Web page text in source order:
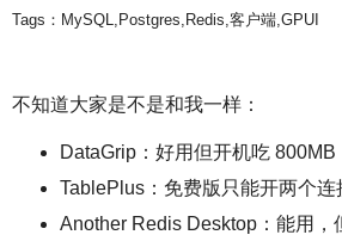
Tags：MySQL,Postgres,Redis,客户端,GPUI
不知道大家是不是和我一样：
DataGrip：好用但开机吃 800MB
TablePlus：免费版只能开两个连
Another Redis Desktop：能用，